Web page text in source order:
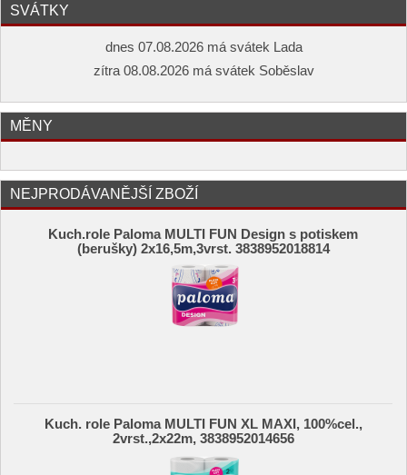
SVÁTKY
dnes 07.08.2026 má svátek Lada
zítra 08.08.2026 má svátek Soběslav
MĚNY
NEJPRODÁVANĚJŠÍ ZBOŽÍ
Kuch.role Paloma MULTI FUN Design s potiskem
(berušky) 2x16,5m,3vrst. 3838952018814
Kuch. role Paloma MULTI FUN XL MAXI, 100%cel.,
2vrst.,2x22m, 3838952014656